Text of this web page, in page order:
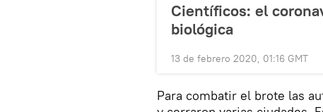
Científicos: el
biológica
13 de febrero 2020, 01:16 GMT
Para combatir el brote las